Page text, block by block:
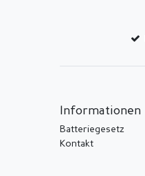
Informationen
Batteriegesetz
Kontakt